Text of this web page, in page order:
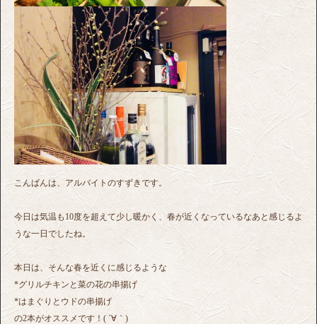
こんばんは、アルバイトのすずきです。
今日は気温も10度を超えて少し暖かく、春が近くなっているなあと感じるよ
うな一日でしたね。
本日は、そんな春を近くに感じるような
*グリルチキンと菜の花の串揚げ
*はまぐりとウドの串揚げ
の2本がオススメです！( ´∀｀)